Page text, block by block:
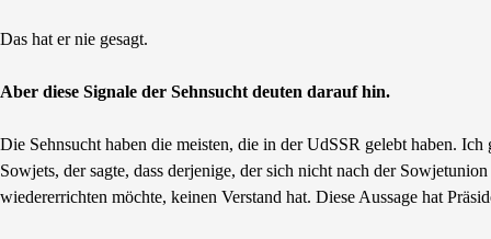
Das hat er nie gesagt.
Aber diese Signale der Sehnsucht deuten darauf hin.
Die Sehnsucht haben die meisten, die in der UdSSR gelebt haben.
Sowjets, der sagte, dass derjenige, der sich nicht nach der
wiedererrichten möchte, keinen Verstand hat. Diese Aussage hat